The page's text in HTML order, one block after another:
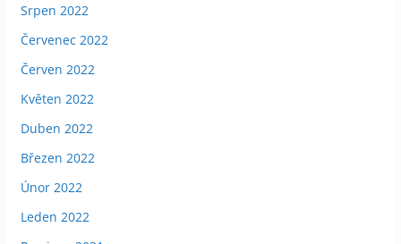
Srpen 2022
Červenec 2022
Červen 2022
Květen 2022
Duben 2022
Březen 2022
Únor 2022
Leden 2022